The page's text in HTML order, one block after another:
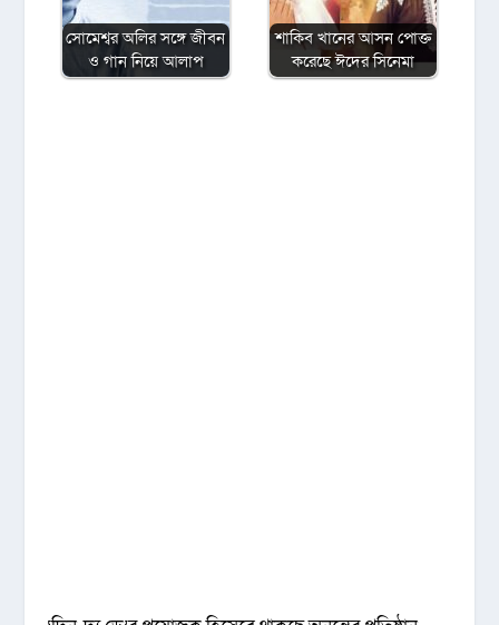
সোমেশ্বর অলির সঙ্গে জীবন
ও গান নিয়ে আলাপ
শাকিব খানের আসন পোক্ত
করেছে ঈদের সিনেমা